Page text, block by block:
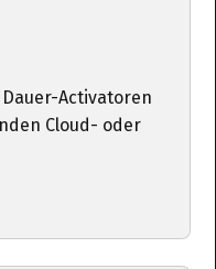
Activatoren
Cloud- oder